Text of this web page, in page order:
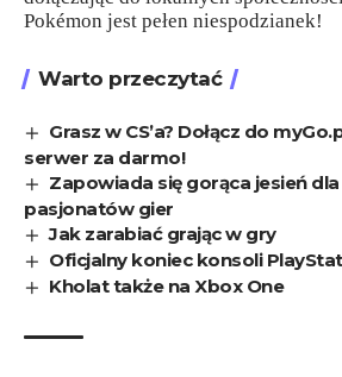
Pokémon jest pełen niespodzianek!
Warto przeczytać
Grasz w CS’a? Dołącz do
serwer za darmo!
Zapowiada się gorąca jesień
pasjonatów gier
Jak zarabiać grając w gry
Oficjalny koniec konsoli
Kholat także na Xbox One